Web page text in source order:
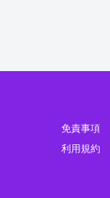
免責事項
利用規約